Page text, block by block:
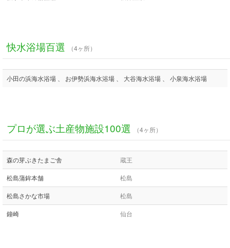
快水浴場百選 （4ヶ所）
小田の浜海水浴場 、 お伊勢浜海水浴場 、 大谷海水浴場 、 小泉海水浴場
プロが選ぶ土産物施設100選 （4ヶ所）
森の芽ぶきたまご舎 蔵王
松島蒲鉾本舗 松島
松島さかな市場 松島
鐘崎 仙台